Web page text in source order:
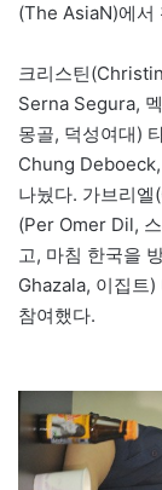
(The AsiaN)에서
크리스틴
Serna Segura,
몽골, 덕성여대)
Chung
나눴다. 가브리
(Per Omer Dil,
고, 마침 한국을
Ghazala, 이집트
참여했다.